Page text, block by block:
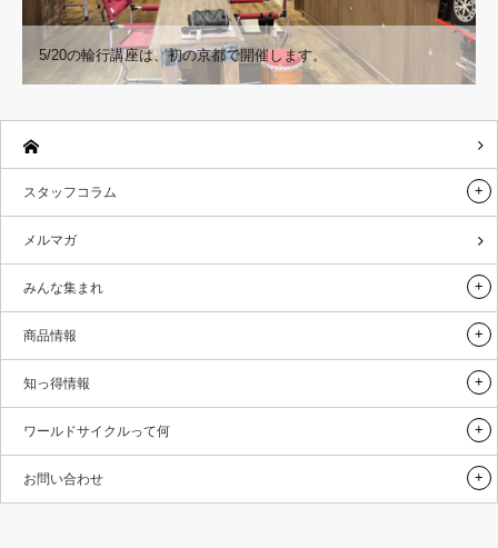
5/20の輪行講座は、初の京都で開催します。
スタッフコラム
メルマガ
みんな集まれ
商品情報
知っ得情報
ワールドサイクルって何
お問い合わせ